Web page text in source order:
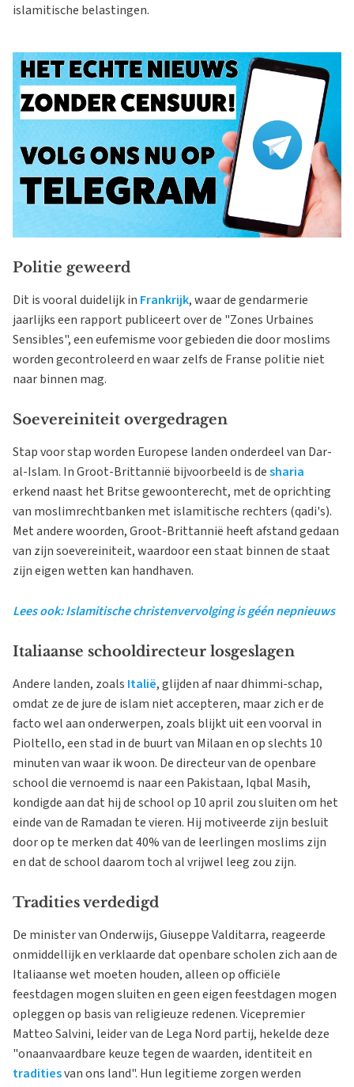
islamitische belastingen.
Politie geweerd
Dit is vooral duidelijk in Frankrijk, waar de gendarmerie
jaarlijks een rapport publiceert over de "Zones Urbaines
Sensibles", een eufemisme voor gebieden die door moslims
worden gecontroleerd en waar zelfs de Franse politie niet
naar binnen mag.
Soevereiniteit overgedragen
Stap voor stap worden Europese landen onderdeel van Dar-
al-Islam. In Groot-Brittannië bijvoorbeeld is desharia
erkend naast het Britse gewoonterecht, met de oprichting
van moslimrechtbanken met islamitische rechters (qadi's).
Met andere woorden, Groot-Brittannië heeft afstand gedaan
van zijn soevereiniteit, waardoor een staat binnen de staat
zijn eigen wetten kan handhaven.
Lees ook: Islamitische christenvervolging is géén nepnieuws
Italiaanse schooldirecteur losgeslagen
Andere landen, zoals Italië, glijden af naar dhimmi-schap,
omdat ze de jure de islam niet accepteren, maar zich er de
facto wel aan onderwerpen, zoals blijkt uit een voorval in
Pioltello, een stad in de buurt van Milaan en op slechts 10
minuten van waar ik woon. De directeur van de openbare
school die vernoemd is naar een Pakistaan, Iqbal Masih,
kondigde aan dat hij de school op 10 april zou sluiten om het
einde van de Ramadan te vieren. Hij motiveerde zijn besluit
door op te merken dat 40% van de leerlingen moslims zijn
en dat de school daarom toch al vrijwel leeg zou zijn.
Tradities verdedigd
De minister van Onderwijs, Giuseppe Valditarra, reageerde
onmiddellijk en verklaarde dat openbare scholen zich aan de
Italiaanse wet moeten houden, alleen op officiële
feestdagen mogen sluiten en geen eigen feestdagen mogen
opleggen op basis van religieuze redenen. Vicepremier
Matteo Salvini, leider van de Lega Nord partij, hekelde deze
"onaanvaardbare keuze tegen de waarden, identiteit en
traditiesvan ons land". Hun legitieme zorgen werden